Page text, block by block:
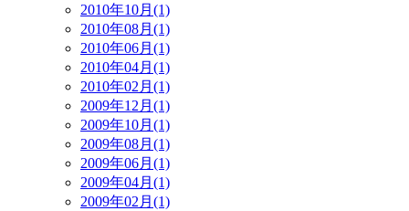
2010年10月(1)
2010年08月(1)
2010年06月(1)
2010年04月(1)
2010年02月(1)
2009年12月(1)
2009年10月(1)
2009年08月(1)
2009年06月(1)
2009年04月(1)
2009年02月(1)